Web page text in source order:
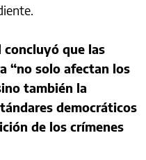
concluyó que las
“no solo afectan los
también la
democráticos
de los crímenes